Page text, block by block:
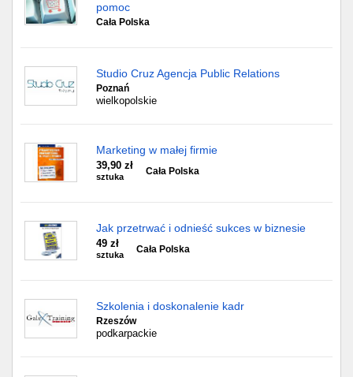
pomoc
Cała Polska
Studio Cruz Agencja Public Relations
Poznań
wielkopolskie
Marketing w małej firmie
39,90 zł
sztuka
Cała Polska
Jak przetrwać i odnieść sukces w biznesie
49 zł
sztuka
Cała Polska
Szkolenia i doskonalenie kadr
Rzeszów
podkarpackie